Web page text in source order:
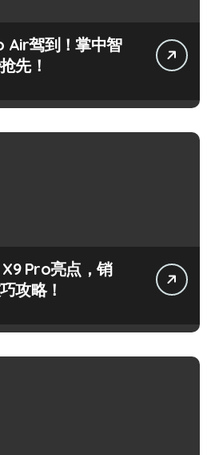
Air驾到！掌中智
先！
Pro亮点，销
攻略！